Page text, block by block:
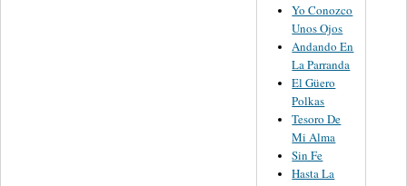
Yo Conozco
Unos Ojos
Andando En
La Parranda
El Güero
Polkas
Tesoro De
Mi Alma
Sin Fe
Hasta La